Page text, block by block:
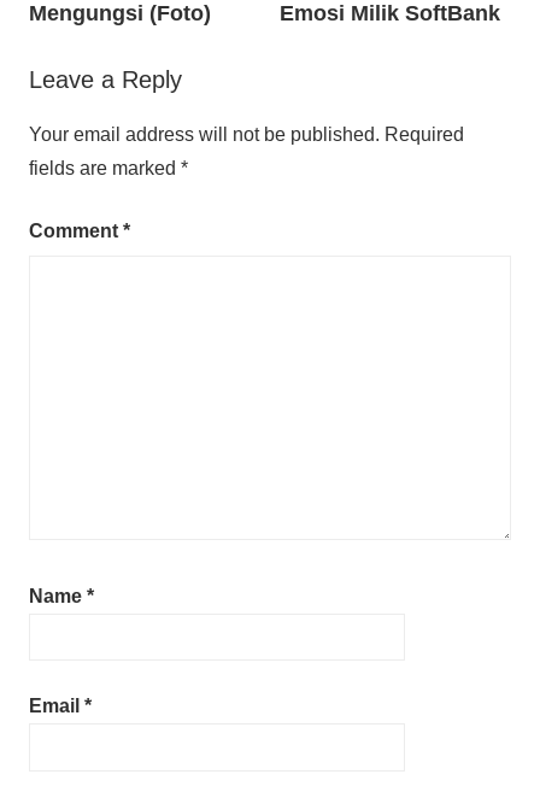
Mengungsi (Foto)
Emosi Milik SoftBank
Leave a Reply
Your email address will not be published. Required
fields are marked *
Comment *
Name *
Email *